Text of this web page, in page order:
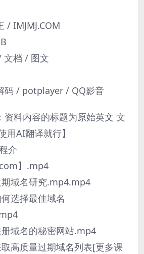
/ IMJMJ.COM
文档 / 图文
码 / potplayer / QQ影音
资料内容的标题为原始英文 文
用AI翻译就行】
介
】.mp4
名研究.mp4.mp4
择最佳域名
名的秘密网站.mp4
量过期域名列表[更多课